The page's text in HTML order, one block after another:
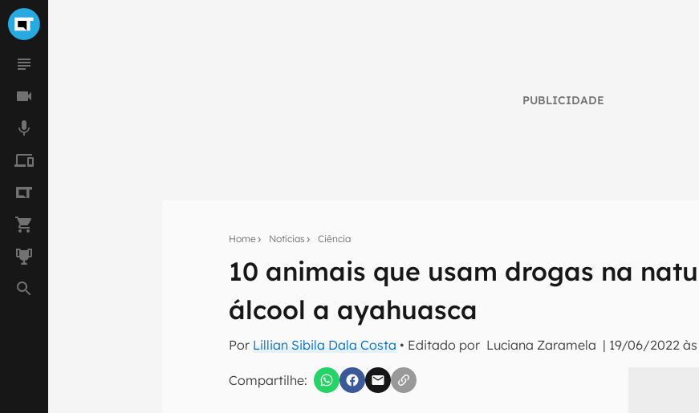
PUBLICIDADE
Home Notícias Ciência
10 animais que usam drogas na
álcool a ayahuasca
Por Lillian Sibila Dala Costa • Editado por Luciana Zaramela | 19/06/2022 às
Compartilhe:
Seu resumo inteligente do mundo tech!
Assine a newsletter do Canaltech e receba notícias e reviews sobre